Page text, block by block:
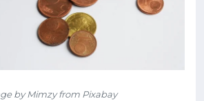
by Mimzy from Pixabay